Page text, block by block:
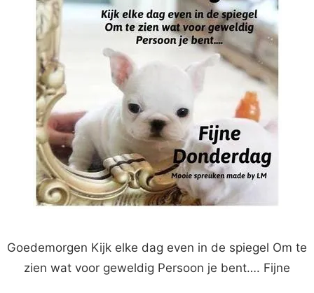
Goedemorgen Kijk elke dag even in de spiegel Om te
zien wat voor geweldig Persoon je bent…. Fijne